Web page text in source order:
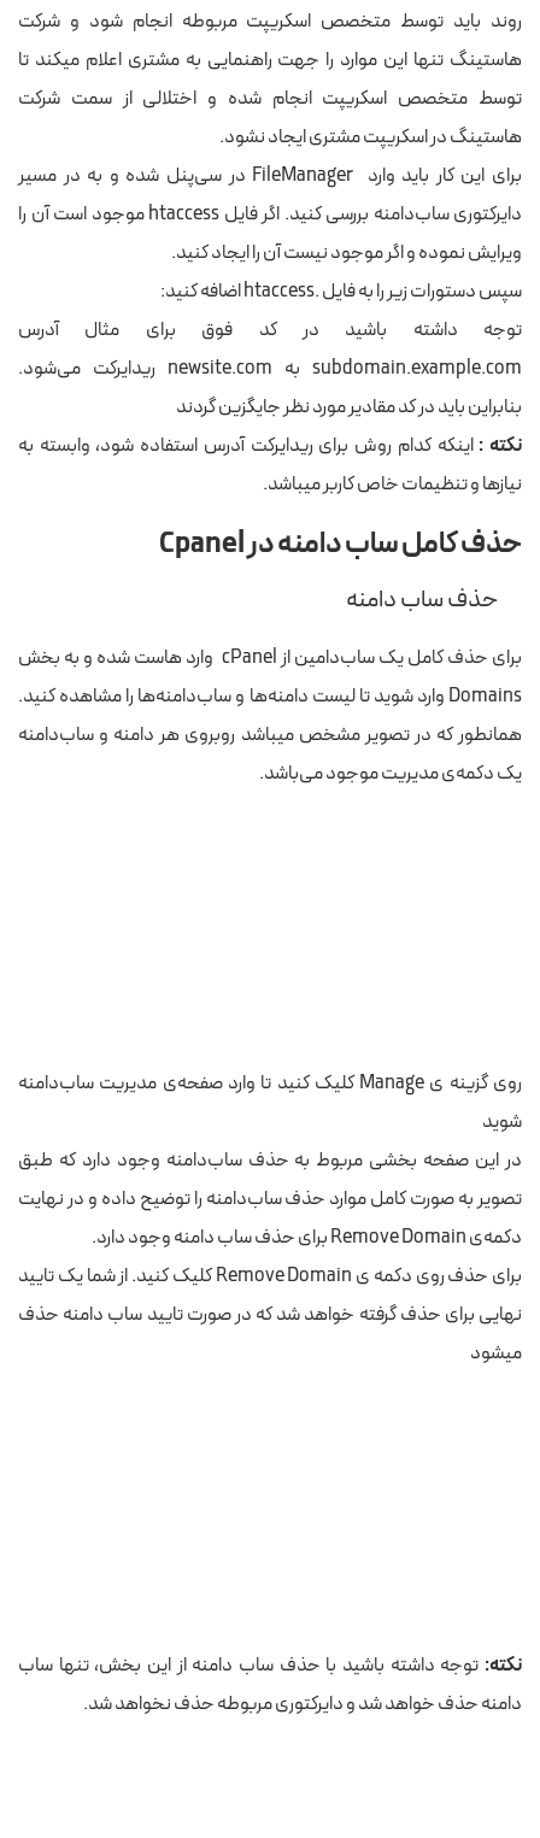
روند باید توسط متخصص اسکریپت مربوطه انجام شود و شرکت
هاستینگ تنها این موارد را جهت راهنمایی به مشتری اعلام میکند تا
توسط متخصص اسکریپت انجام شده و اختلالی از سمت شرکت
هاستینگ در اسکریپت مشتری ایجاد نشود.
برای این کار باید وارد FileManager در سی‌پنل شده و به در مسیر
دایرکتوری ساب‌دامنه بررسی کنید. اگر فایل htaccess موجود است آن را
ویرایش نموده و اگر موجود نیست آن را ایجاد کنید.
سپس دستورات زیر را به فایل.htaccess
اضافه کنید:
توجه داشته باشید در کد فوق برای مثال آدرس
subdomain.example.com به newsite.com ریدایرکت می‌شود.
بنابراین باید در کد مقادیر مورد نظر جایگزین گردند
نکته : اینکه کدام روش برای ریدایرکت آدرس استفاده شود، وابسته به
نیازها و تنظیمات خاص کاربر میباشد.
حذف کامل ساب دامنه در Cpanel
حذف ساب دامنه
برای حذف کامل یک ساب‌دامین از cPanel وارد هاست شده و به بخش
Domains وارد شوید تا لیست دامنه‌ها و ساب‌دامنه‌ها را مشاهده کنید.
همانطور که در تصویر مشخص میباشد روبروی هر دامنه و ساب‌دامنه
یک دکمه‌ی مدیریت موجود می‌باشد.
روی گزینه ی Manage کلیک کنید تا وارد صفحه‌ی مدیریت ساب‌دامنه
شوید
در این صفحه بخشی مربوط به حذف ساب‌دامنه وجود دارد که طبق
تصویر به صورت کامل موارد حذف ساب‌دامنه را توضیح داده و در نهایت
دکمه‌ی Remove Domain برای حذف ساب دامنه وجود دارد.
برای حذف روی دکمه ی Remove Domain کلیک کنید. از شما یک تایید
نهایی برای حذف گرفته خواهد شد که در صورت تایید ساب دامنه حذف
میشود
نکته: توجه داشته باشید با حذف ساب دامنه از این بخش، تنها ساب
دامنه حذف خواهد شد و دایرکتوری مربوطه حذف نخواهد شد.